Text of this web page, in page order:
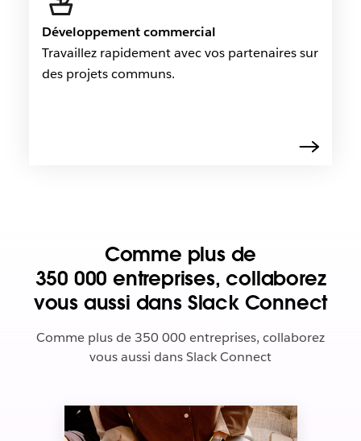
Développement commercial
Travaillez rapidement avec vos partenaires sur
des projets communs.
Comme plus de
350 000 entreprises, collaborez
vous aussi dans Slack Connect
Comme plus de 350 000 entreprises, collaborez
vous aussi dans Slack Connect